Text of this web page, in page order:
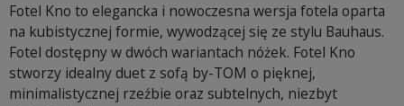
Fotel Kno to elegancka i nowoczesna wersja fotela oparta
na kubistycznej formie, wywodzącej się ze stylu Bauhaus.
Fotel dostępny w dwóch wariantach nóżek. Fotel Kno
stworzy idealny duet z sofą by-TOM o pięknej,
minimalistycznej rzeźbie oraz subtelnych, niezbyt